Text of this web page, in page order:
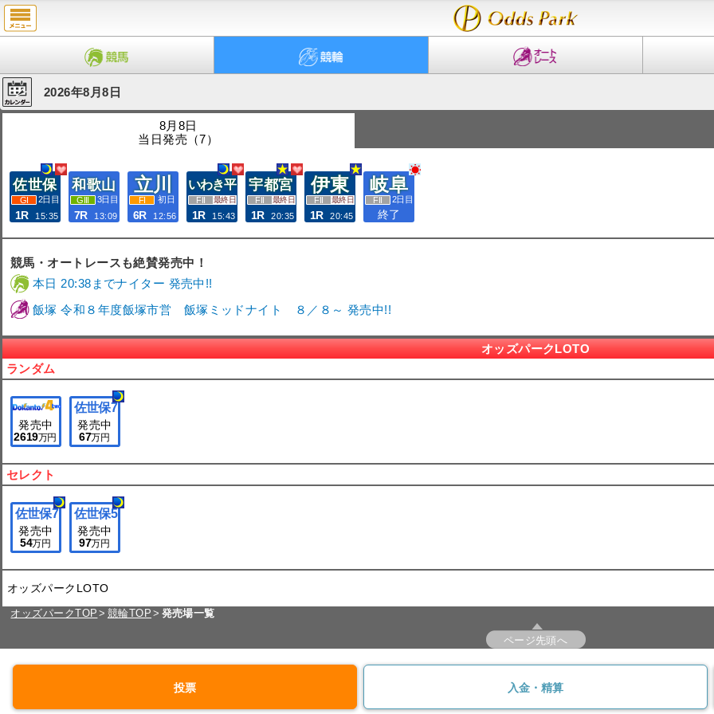
2026年8月8日
8月8日
当日発売（7）
佐世保
2日目
1R 15:35
和歌山
3日目
7R 13:09
立川
初日
6R 12:56
いわき平
最終日
1R 15:43
宇都宮
最終日
1R 20:35
伊東
最終日
1R 20:45
岐阜
2日目
終了
競馬・オートレースも絶賛発売中！
本日 20:38までナイター 発売中!!
飯塚 令和８年度飯塚市営 飯塚ミッドナイト ８／８～ 発売中!!
オッズパークLOTO
ランダム
発売中
2619万円
佐世保7
発売中
67万円
セレクト
佐世保7
発売中
54万円
佐世保5
発売中
97万円
オッズパークLOTO
オッズパークTOP 競輪TOP 発売場一覧
ページ先頭へ
投票 入金・精算